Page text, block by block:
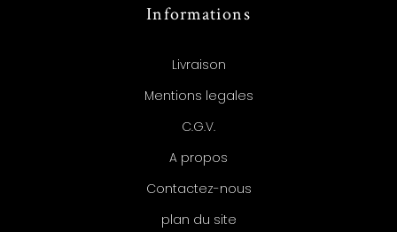
Informations
Livraison
Mentions legales
C.G.V.
A propos
Contactez-nous
plan du site